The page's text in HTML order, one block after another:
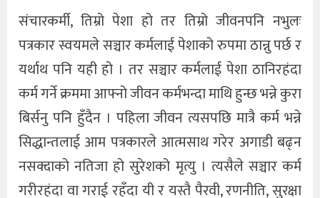
संचारकर्मी, तिम्रो पेशा हो तर तिम्रो जीवनपनि नभुलः
पत्रकार स्वयमले सञ्चार कर्मलाई पेशाको रुपमा ठान्नु पर्छ र
यर्थाथ पनि यही हो । तर सञ्चार कर्मलाई पेशा ठानिरहंदा
कर्म गर्ने क्रममा आफ्नो जीवन कर्मभन्दा माथि हुन्छ भन्ने कुरा
बिर्सनु पनि हुँदैन । पहिला जीवन त्यसपछि मात्रै कर्म भन्ने
सिद्धान्तलाई आम पत्रकारले आत्मसाथ गरेर अगाडी बढ्न
नसक्दाको नतिजा हो सुरेशको मृत्यु । त्यसैले सञ्चार कर्म
गरीरहंदा वा गराई रहँदा यी र यस्तै पैरवी, रणनीति, सुरक्षा